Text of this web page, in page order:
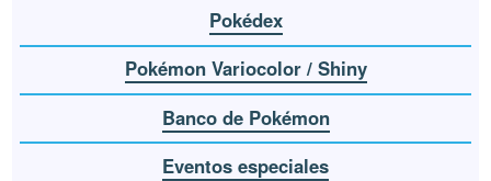
Pokédex
Pokémon Variocolor / Shiny
Banco de Pokémon
Eventos especiales